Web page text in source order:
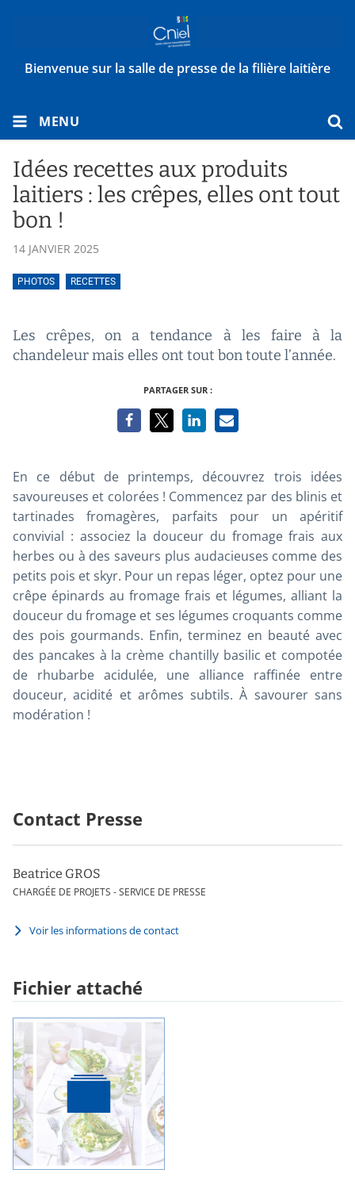
Bienvenue sur la salle de presse de la filière laitière
MENU
Idées recettes aux produits
laitiers : les crêpes, elles ont tout
bon !
14 JANVIER 2025
PHOTOS RECETTES
Les crêpes, on a tendance à les faire à la
chandeleur mais elles ont tout bon toute l’année.
PARTAGER SUR :
En ce début de printemps, découvrez trois idées
savoureuses et colorées ! Commencez par des blinis et
tartinades fromagères, parfaits pour un apéritif
convivial : associez la douceur du fromage frais aux
herbes ou à des saveurs plus audacieuses comme des
petits pois et skyr. Pour un repas léger, optez pour une
crêpe épinards au fromage frais et légumes, alliant la
douceur du fromage et ses légumes croquants comme
des pois gourmands. Enfin, terminez en beauté avec
des pancakes à la crème chantilly basilic et compotée
de rhubarbe acidulée, une alliance raffinée entre
douceur, acidité et arômes subtils. À savourer sans
modération !
Contact Presse
Beatrice GROS
CHARGÉE DE PROJETS - SERVICE DE PRESSE
Voir les informations de contact
Fichier attaché